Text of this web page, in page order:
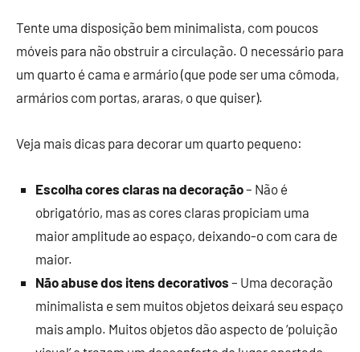
Tente uma disposição bem minimalista, com poucos
móveis para não obstruir a circulação. O necessário para
um quarto é cama e armário (que pode ser uma cômoda,
armários com portas, araras, o que quiser).
Veja mais dicas para decorar um quarto pequeno:
Escolha cores claras na decoração– Não é
obrigatório, mas as cores claras propiciam uma
maior amplitude ao espaço, deixando-o com cara de
maior.
Não abuse dos itens decorativos – Uma decoração
minimalista e sem muitos objetos deixará seu espaço
mais amplo. Muitos objetos dão aspecto de ‘poluição